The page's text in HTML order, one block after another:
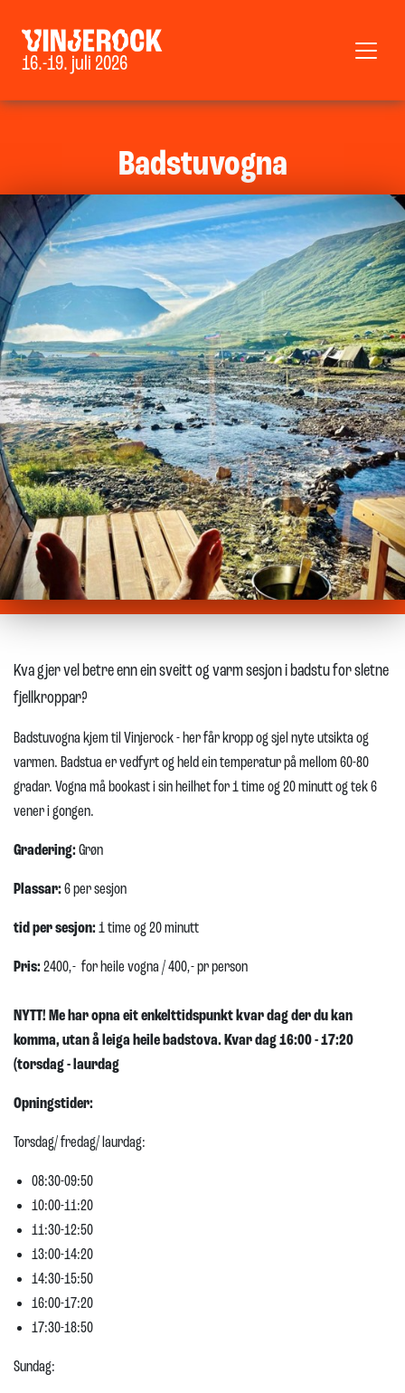
16.-19. juli 2026
Badstuvogna
Kva gjer vel betre enn ein sveitt og varm sesjon i badstu for sletne
fjellkroppar?
Badstuvogna kjem til Vinjerock - her får kropp og sjel nyte utsikta og
varmen. Badstua er vedfyrt og held ein temperatur på mellom 60-80
gradar. Vogna må bookast i sin heilhet for 1 time og 20 minutt og tek 6
vener i gongen.
Gradering:Grøn
Plassar:6 per sesjon
tid per sesjon:1 time og 20 minutt
Pris:2400,- for heile vogna / 400,- pr person
NYTT! Me har opna eit enkelttidspunkt kvar dag der du kan
komma, utan å leiga heile badstova. Kvar dag 16:00 - 17:20
(torsdag - laurdag
Opningstider:
Torsdag/ fredag/ laurdag:
08:30-09:50
10:00-11:20
11:30-12:50
13:00-14:20
14:30-15:50
16:00-17:20
17:30-18:50
Sundag: